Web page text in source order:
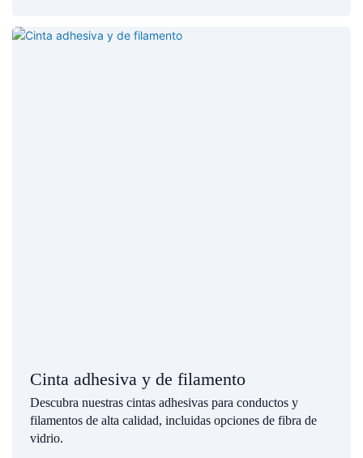
Cinta adhesiva y de filamento
Descubra nuestras cintas adhesivas para conductos y
filamentos de alta calidad, incluidas opciones de fibra de
vidrio.